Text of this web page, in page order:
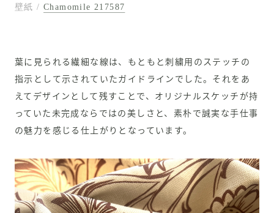
壁紙 /Chamomile 217587
葉に見られる繊細な線は、もともと刺繍用のステッチの
指示として示されていたガイドラインでした。それをあ
えてデザインとして残すことで、オリジナルスケッチが持
っていた未完成ならではの美しさと、素朴で誠実な手仕事
の魅力を感じる仕上がりとなっています。